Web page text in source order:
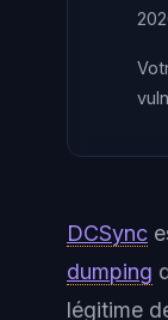
DCSync
dumping
légitime